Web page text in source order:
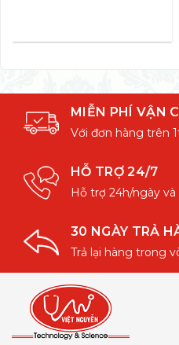
MIỄN PHÍ VẬN
Với đơn hàng trên
HỖ TRỢ 24/7
Hỗ trợ 24h/ngày
30 NGÀY TRẢ
Trả lại hàng trong